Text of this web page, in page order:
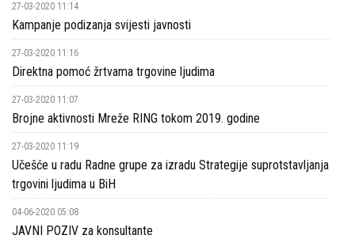
27-03-2020 11:14
Kampanje podizanja svijesti javnosti
27-03-2020 11:16
Direktna pomoć žrtvama trgovine ljudima
27-03-2020 11:07
Brojne aktivnosti Mreže RING tokom 2019. godine
27-03-2020 11:19
Učešće u radu Radne grupe za izradu Strategije suprotstavljanja
trgovini ljudima u BiH
04-06-2020 05:08
JAVNI POZIV za konsultante